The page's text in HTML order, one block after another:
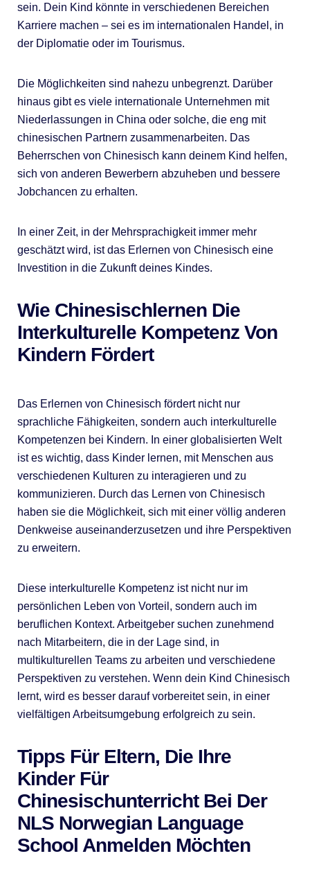
sein. Dein Kind könnte in verschiedenen Bereichen
Karriere machen – sei es im internationalen Handel, in
der Diplomatie oder im Tourismus.
Die Möglichkeiten sind nahezu unbegrenzt. Darüber
hinaus gibt es viele internationale Unternehmen mit
Niederlassungen in China oder solche, die eng mit
chinesischen Partnern zusammenarbeiten. Das
Beherrschen von Chinesisch kann deinem Kind helfen,
sich von anderen Bewerbern abzuheben und bessere
Jobchancen zu erhalten.
In einer Zeit, in der Mehrsprachigkeit immer mehr
geschätzt wird, ist das Erlernen von Chinesisch eine
Investition in die Zukunft deines Kindes.
Wie Chinesischlernen Die
Interkulturelle Kompetenz Von
Kindern Fördert
Das Erlernen von Chinesisch fördert nicht nur
sprachliche Fähigkeiten, sondern auch interkulturelle
Kompetenzen bei Kindern. In einer globalisierten Welt
ist es wichtig, dass Kinder lernen, mit Menschen aus
verschiedenen Kulturen zu interagieren und zu
kommunizieren. Durch das Lernen von Chinesisch
haben sie die Möglichkeit, sich mit einer völlig anderen
Denkweise auseinanderzusetzen und ihre Perspektiven
zu erweitern.
Diese interkulturelle Kompetenz ist nicht nur im
persönlichen Leben von Vorteil, sondern auch im
beruflichen Kontext. Arbeitgeber suchen zunehmend
nach Mitarbeitern, die in der Lage sind, in
multikulturellen Teams zu arbeiten und verschiedene
Perspektiven zu verstehen. Wenn dein Kind Chinesisch
lernt, wird es besser darauf vorbereitet sein, in einer
vielfältigen Arbeitsumgebung erfolgreich zu sein.
Tipps Für Eltern, Die Ihre
Kinder Für
Chinesischunterricht Bei Der
NLS Norwegian Language
School Anmelden Möchten